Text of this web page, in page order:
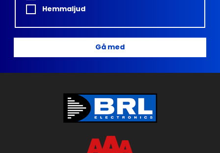
Hemmaljud
Gå med